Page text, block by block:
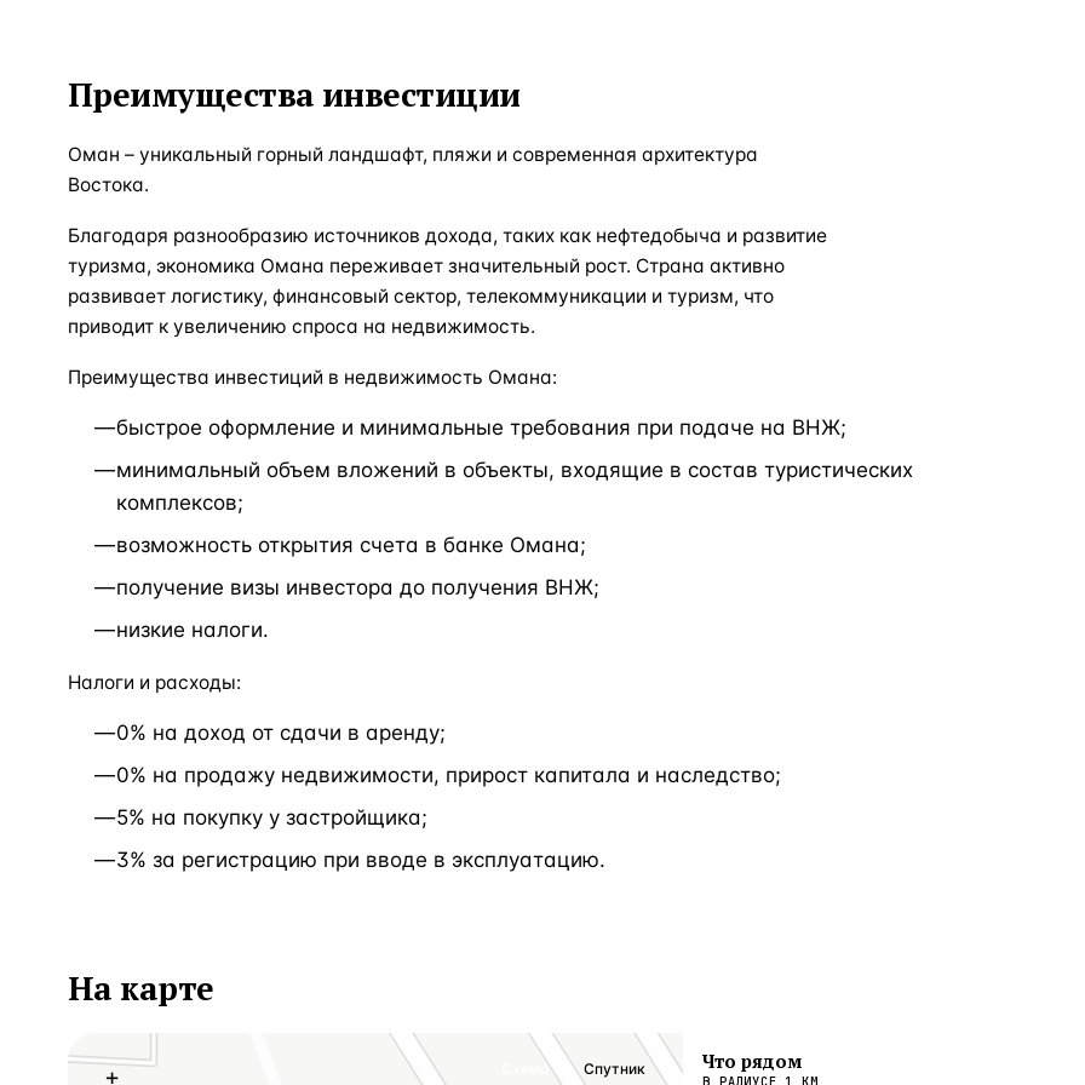
Преимущества инвестиции
Оман – уникальный горный ландшафт, пляжи и современная архитектура
Востока.
Благодаря разнообразию источников дохода, таких как нефтедобыча и развитие
туризма, экономика Омана переживает значительный рост. Страна активно
развивает логистику, финансовый сектор, телекоммуникации и туризм, что
приводит к увеличению спроса на недвижимость.
Преимущества инвестиций в недвижимость Омана:
быстрое оформление и минимальные требования при подаче на ВНЖ;
минимальный объем вложений в объекты, входящие в состав туристических
комплексов;
возможность открытия счета в банке Омана;
получение визы инвестора до получения ВНЖ;
низкие налоги.
Налоги и расходы:
0% на доход от сдачи в аренду;
0% на продажу недвижимости, прирост капитала и наследство;
5% на покупку у застройщика;
3% за регистрацию при вводе в эксплуатацию.
На карте
+ Схема Спутник Что рядом
В РАДИУСЕ 1 КМ